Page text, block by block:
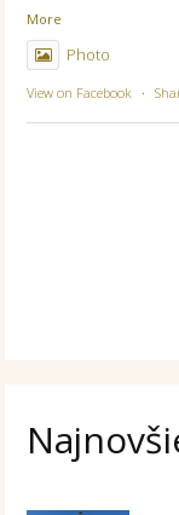
More
Photo
View on Facebook ·